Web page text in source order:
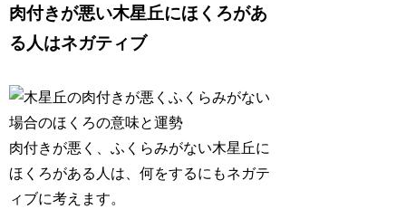
肉付きが悪い木星丘にほくろがあ
る人はネガティブ
肉付きが悪く、ふくらみがない木星丘に
ほくろがある人は、何をするにもネガテ
ィブに考えます。